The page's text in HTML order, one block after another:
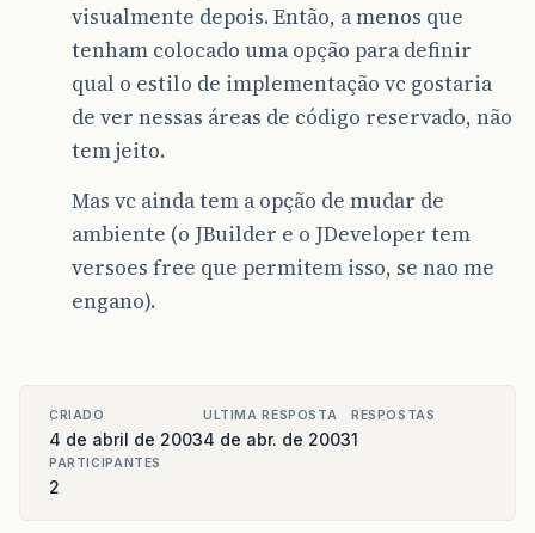
visualmente depois. Então, a menos que
tenham colocado uma opção para definir
qual o estilo de implementação vc gostaria
de ver nessas áreas de código reservado, não
tem jeito.
Mas vc ainda tem a opção de mudar de
ambiente (o JBuilder e o JDeveloper tem
versoes free que permitem isso, se nao me
engano).
CRIADO
4 de abril de 2003
ULTIMA RESPOSTA
4 de abr. de 2003
RESPOSTAS
1
PARTICIPANTES
2